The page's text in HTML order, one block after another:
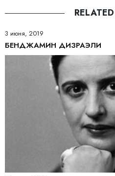
3 июня, 2019
БЕНДЖАМИН ДИЗРАЭЛИ